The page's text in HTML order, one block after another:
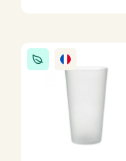
plusieurs
variations.